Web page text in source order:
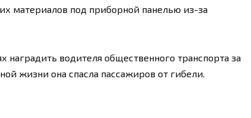
материалов под приборной панелью из-за
наградить водителя общественного транспорта за
жизни она спасла пассажиров от гибели.